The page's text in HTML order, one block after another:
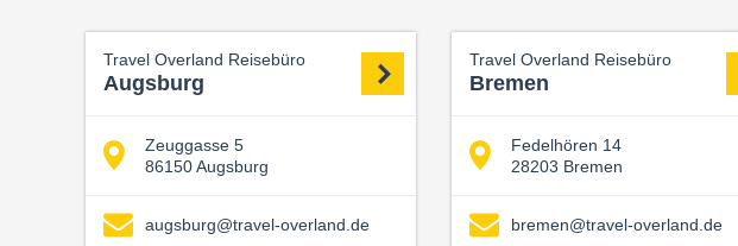
Travel Overland Reisebüro
Augsburg
Zeuggasse 5
86150 Augsburg
augsburg@travel-overland.de
Travel Overland Reisebüro
Bremen
Fedelhören 14
28203 Bremen
bremen@travel-overland.de